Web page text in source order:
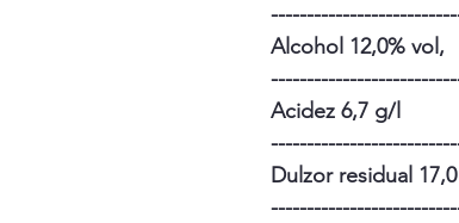
Alcohol 12,0% vol,
Acidez 6,7 g/l
Dulzor residual